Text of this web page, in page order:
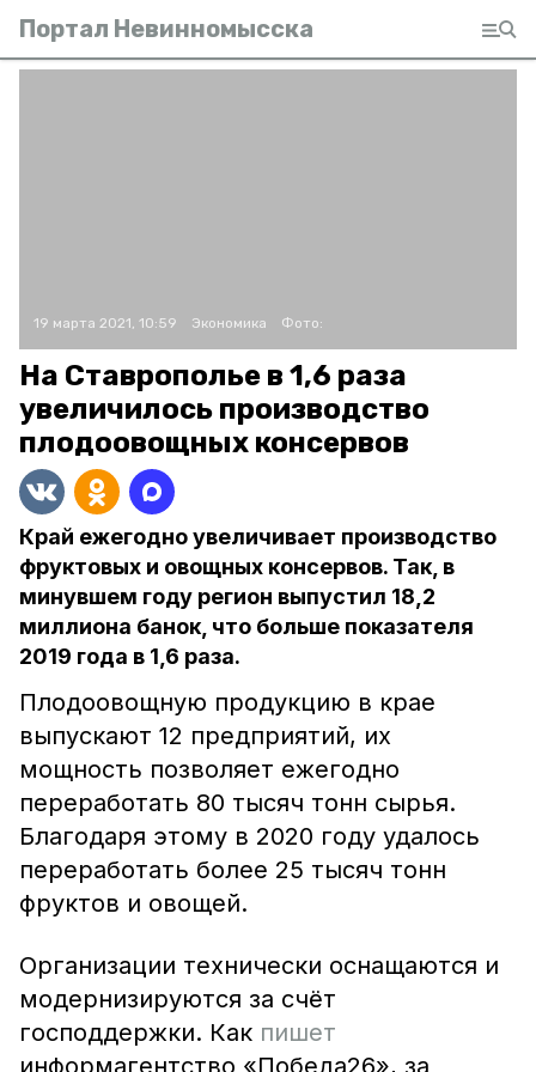
Портал Невинномысска
19 марта 2021, 10:59 Экономика Фото:
На Ставрополье в 1,6 раза
увеличилось производство
плодоовощных консервов
Край ежегодно увеличивает производство
фруктовых и овощных консервов. Так, в
минувшем году регион выпустил 18,2
миллиона банок, что больше показателя
2019 года в 1,6 раза.
Плодоовощную продукцию в крае
выпускают 12 предприятий, их
мощность позволяет ежегодно
переработать 80 тысяч тонн сырья.
Благодаря этому в 2020 году удалось
переработать более 25 тысяч тонн
фруктов и овощей.
Организации технически оснащаются и
модернизируются за счёт
господдержки. Как пишет
информагентство «Победа26», за